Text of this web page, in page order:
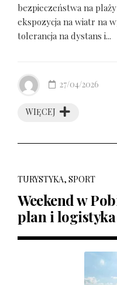
bezpieczeństwa na
ekspozycja na wiatr na
tolerancja na dystans i...
WIĘCEJ
27/04/2026
TURYSTYKA, SPORT
Weekend w
plan i logistyka